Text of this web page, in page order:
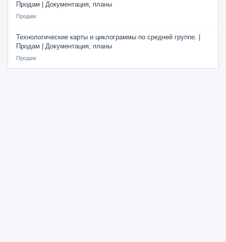
Продам | Документация, планы
Продам
Технологические карты и циклограммы по средней группе. |
Продам | Документация, планы
Продам